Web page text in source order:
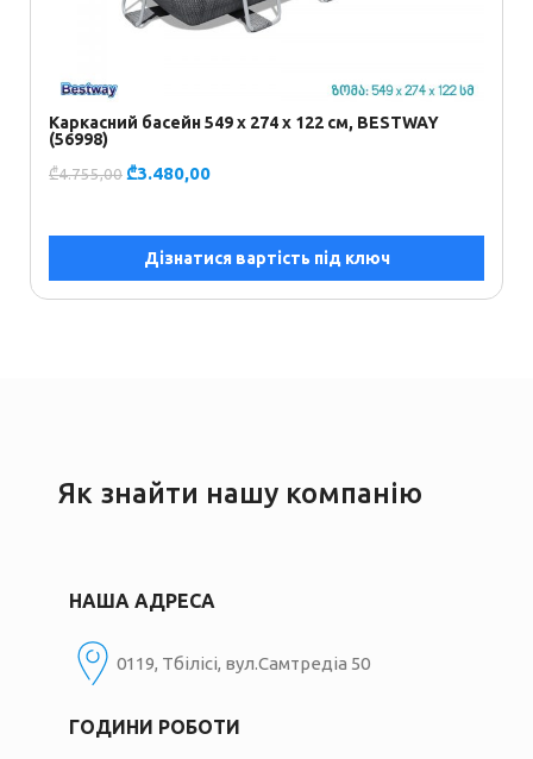
Каркасний басейн 549 х 274 х 122 см, BESTWAY
(56998)
₾4.755,00₾3.480,00
Дізнатися вартість під ключ
Як знайти нашу компанію
НАША АДРЕСА
0119, Тбілісі, вул.Самтредіа 50
ГОДИНИ РОБОТИ